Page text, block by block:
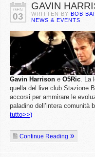
GEN
03
GAVIN
WRITTEN BY BOB
NEWS & EVENTS
Gavin Harrison e O5Ric. La
quella del live club Stazione
accorsi per ammirare le
paladino dell’intera comunità
tutto>>)
Continue Reading